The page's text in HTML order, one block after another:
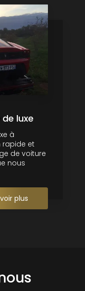
luxe
à
rapide et
de voiture
nous
plus